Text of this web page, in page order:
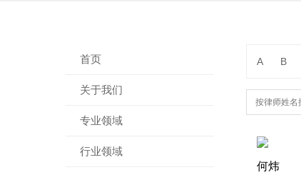
首页
关于我们
专业领域
行业领域
A B
何炜